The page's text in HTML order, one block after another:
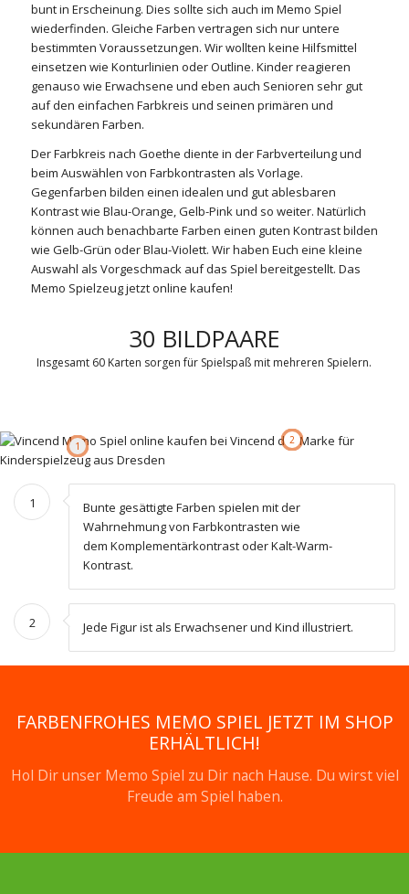
bunt in Erscheinung. Dies sollte sich auch im Memo Spiel
wiederfinden. Gleiche Farben vertragen sich nur untere
bestimmten Voraussetzungen. Wir wollten keine Hilfsmittel
einsetzen wie Konturlinien oder Outline. Kinder reagieren
genauso wie Erwachsene und eben auch Senioren sehr gut
auf den einfachen Farbkreis und seinen primären und
sekundären Farben.
Der Farbkreis nach Goethe diente in der Farbverteilung und
beim Auswählen von Farbkontrasten als Vorlage.
Gegenfarben bilden einen idealen und gut ablesbaren
Kontrast wie Blau-Orange, Gelb-Pink und so weiter. Natürlich
können auch benachbarte Farben einen guten Kontrast bilden
wie Gelb-Grün oder Blau-Violett. Wir haben Euch eine kleine
Auswahl als Vorgeschmack auf das Spiel bereitgestellt. Das
Memo Spielzeug jetzt online kaufen!
30 BILDPAARE
Insgesamt 60 Karten sorgen für Spielspaß mit mehreren Spielern.
1
2
1
Bunte gesättigte Farben spielen mit der
Wahrnehmung von Farbkontrasten wie
dem Komplementärkontrast oder Kalt-Warm-
Kontrast.
2 Jede Figur ist als Erwachsener und Kind illustriert.
FARBENFROHES MEMO SPIEL JETZT IM SHOP
ERHÄLTLICH!
Hol Dir unser Memo Spiel zu Dir nach Hause. Du wirst viel
Freude am Spiel haben.